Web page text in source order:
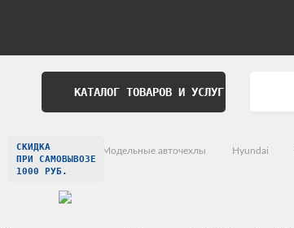
КАТАЛОГ ТОВАРОВ И УСЛУГ
Главная Модельные авточехлы Hyundai
СКИДКА
ПРИ САМОВЫВОЗЕ
1000 РУБ.